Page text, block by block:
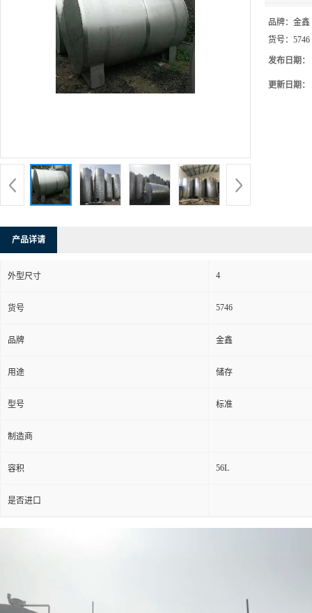
品牌： 金鑫
货号： 5746
发布日期：
更新日期：
产品详请
外型尺寸 4
货号 5746
品牌 金鑫
用途 储存
型号 标准
制造商
容积 56L
是否进口